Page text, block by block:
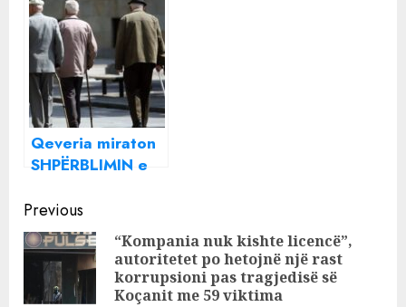
ndodh me
Shqipërinë?
Qeveria miraton
SHPËRBLIMIN e
fundvitit për
pensionistët, ja
sa do të marrin
sipas kategorive
(VENDIMI)
Continue
Reading
Previous
“Kompania nuk kishte licencë”,
autoritetet po hetojnë një rast
korrupsioni pas tragjedisë së
Koçanit me 59 viktima